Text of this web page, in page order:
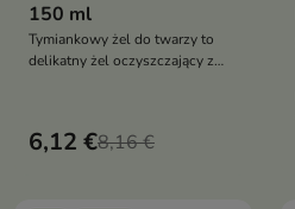
150 ml
Tymiankowy żel do twarzy to
delikatny żel oczyszczający z
skórę i wyrównuje jej koloryt
6,12 €8,16 €